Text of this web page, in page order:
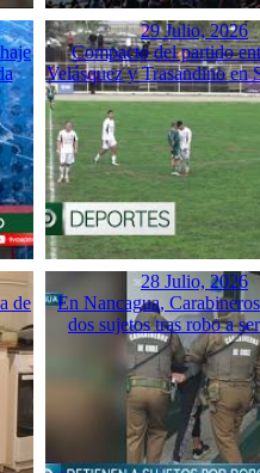
29 Julio, 2026
Compacto del partido
Velásquez y Trasandino en
de
28 Julio, 2026
En Nancagua,
dos sujetos tras robo a